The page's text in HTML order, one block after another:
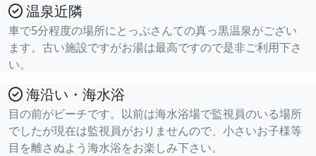
温泉近隣
車で5分程度の場所にとっぷさんての真っ黒温泉がござい
ます。古い施設ですがお湯は最高ですので是非ご利用下さ
い。
海沿い・海水浴
目の前がビーチです。以前は海水浴場で監視員のいる場所
でしたが現在は監視員がおりませんので、小さいお子様等
目を離さぬよう海水浴をお楽しみ下さい。